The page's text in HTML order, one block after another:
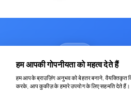
WhatsApp
हम आपकी गोपनीयता को महत्व देते हैं
हम आपके ब्राउज़िंग अनुभव को बेहतर बनाने, वैयक्तिकृत
करके, आप कुकीज़ के हमारे उपयोग के लिए सहमति देते हैं।